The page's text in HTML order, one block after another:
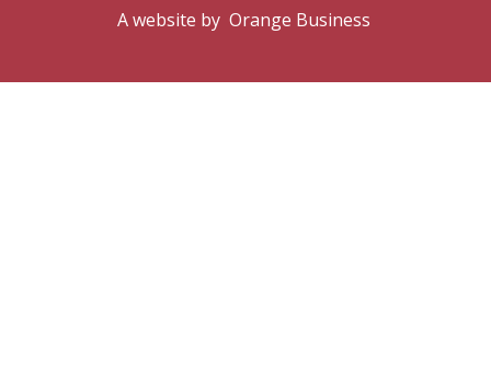
A website by Orange Business